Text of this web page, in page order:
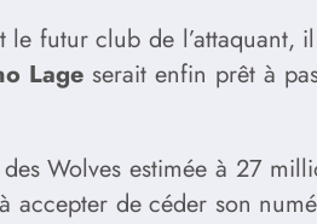
futur club de l’attaquant,
Lageserait enfin prêt à
Wolves estimée à 27
de céder son